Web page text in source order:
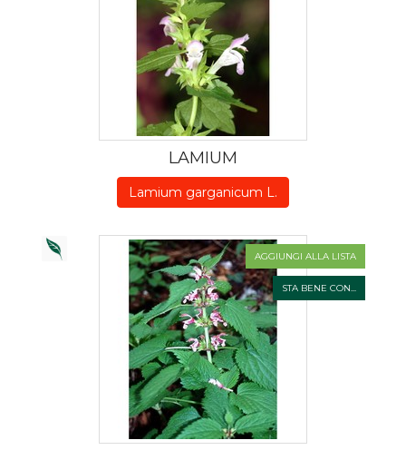
LAMIUM
Lamium garganicum L.
AGGIUNGI ALLA LISTA
STA BENE CON...